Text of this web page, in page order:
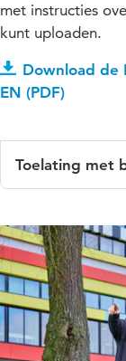
met instructies
kunt uploaden.
Download de
EN (PDF)
Toelating met
worden. Dit kun
het diploma
Nederlands
het ertificaat
2 jaar oud